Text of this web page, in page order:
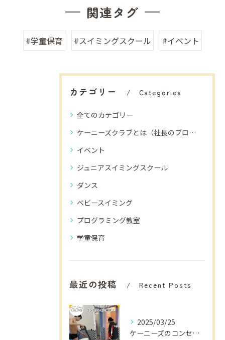
関連タグ
#学童保育 #スイミングスクール #イベント
カテゴリー Categories
全てのカテゴリー
ケーニーズクラブとは（社長のブログ）
イベント
ジュニアスイミングスクール
ダンス
ベビースイミング
プログラミング教室
学童保育
最近の投稿 Recent Posts
2025/03/25
ケーニーズのコンセプトをご紹介！